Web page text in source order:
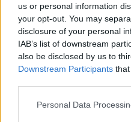
us or personal information
your opt-out. You may
disclosure of your personal
IAB’s list of downstream
also be disclosed by us to
Downstream Participants
Personal Data
El trágico
Gorbachov